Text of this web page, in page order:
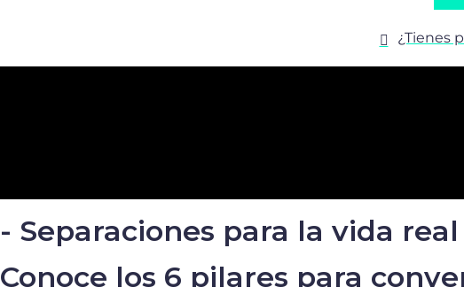
¿Tienes
- Separaciones para la vida real
Conoce los 6 pilares para